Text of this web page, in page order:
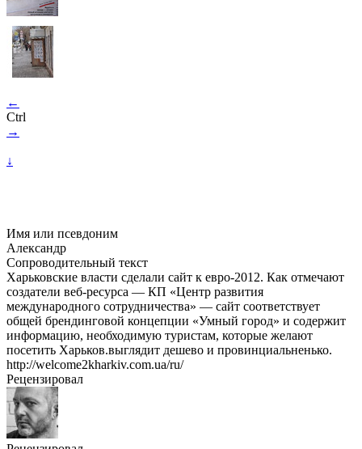
←
Ctrl
→
↓
Имя или псевдоним
Александр
Сопроводительный текст
Харьковские власти сделали сайт к евро-2012. Как отмечают
создатели веб-ресурса — КП «Центр развития
международного сотрудничества» — сайт соответствует
общей брендинговой концепции «Умный город» и содержит
информацию, необходимую туристам, которые желают
посетить Харьков.выглядит дешево и провинциальненько.
http://welcome2kharkiv.com.ua/ru/
Рецензировал